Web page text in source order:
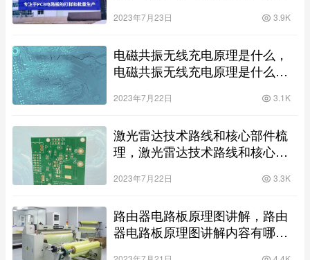
2023年7月23日 3.9K
电磁共振无线充电原理是什么，
电磁共振无线充电原理是什么意
2023年7月22日 3.1K
激光雷达技术路线和核心部件梳
理，激光雷达技术路线和核心部
2023年7月22日 3.3K
路由器电路板原理图讲解，路由
器电路板原理图讲解内容有哪些